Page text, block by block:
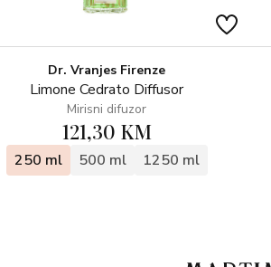
Dr. Vranjes Firenze
Limone Cedrato Diffusor
Mirisni difuzor
121,30 KM
250 ml 500 ml 1250 ml